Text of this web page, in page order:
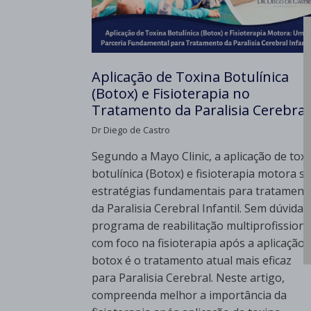
Aplicação de Toxina Botulínica
(Botox) e Fisioterapia no
Tratamento da Paralisia Cerebral
Dr Diego de Castro
Segundo a Mayo Clinic, a aplicação de
botulínica (Botox) e fisioterapia motora são
estratégias fundamentais para tratamento
da Paralisia Cerebral Infantil. Sem dúvida,
programa de reabilitação multiprofissional,
com foco na fisioterapia após a aplicação
botox é o tratamento atual mais eficaz
para Paralisia Cerebral. Neste artigo,
compreenda melhor a importância da